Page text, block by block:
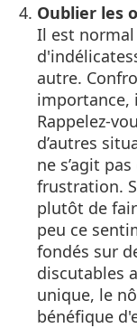
Oublier les
Il est normal
autre.
importance,
Rappelez-
d’autres
ne s’agit
frustration.
plutôt de
peu ce
fondés sur
discutables
unique, le
bénéfique